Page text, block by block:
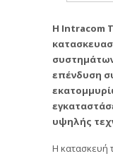
Η Intracom
επένδυση
υψηλής
Η κατασκευή